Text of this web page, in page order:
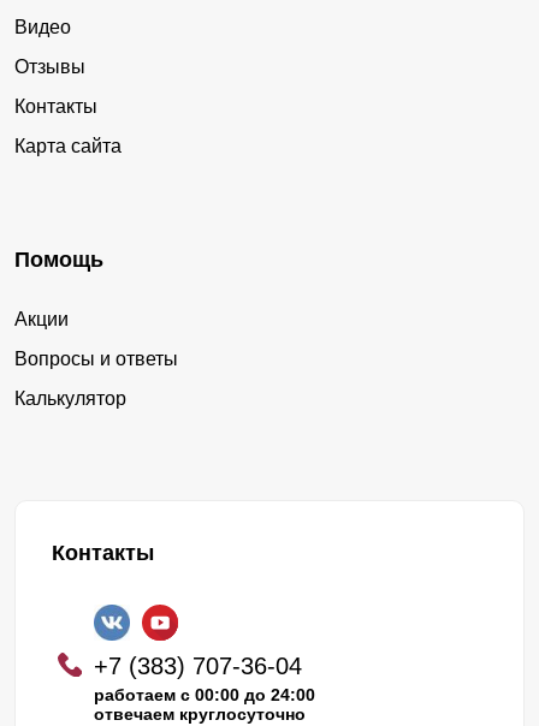
Видео
Отзывы
Контакты
Карта сайта
Помощь
Акции
Вопросы и ответы
Калькулятор
Контакты
+7 (383) 707-36-04
работаем с 00:00 до 24:00
отвечаем круглосуточно